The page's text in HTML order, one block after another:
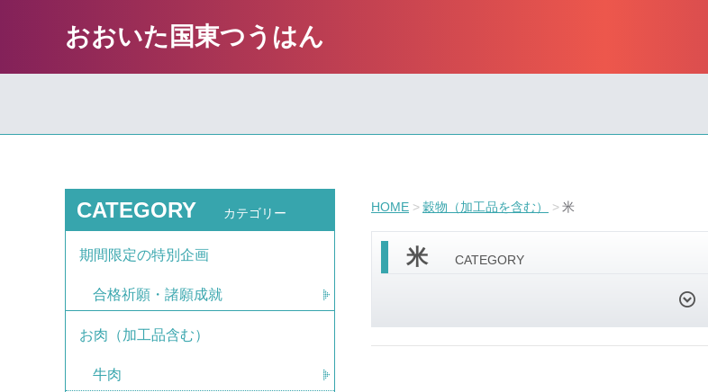
おおいた国東つうはん
HOME 穀物（加工品を含む） 米
米 CATEGORY
CATEGORY カテゴリー
期間限定の特別企画
合格祈願・諸願成就
お肉（加工品含む）
牛肉